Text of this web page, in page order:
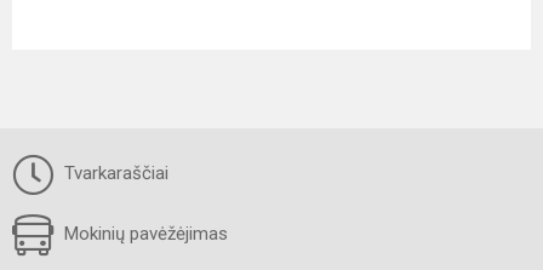
Tvarkaraščiai
Mokinių pavėžėjimas